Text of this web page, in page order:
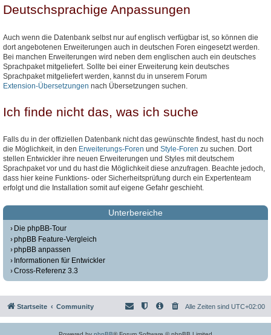
Deutschsprachige Anpassungen
Auch wenn die Datenbank selbst nur auf englisch verfügbar ist, so können die
dort angebotenen Erweiterungen auch in deutschen Foren eingesetzt werden.
Bei manchen Erweiterungen wird neben dem englischen auch ein deutsches
Sprachpaket mitgeliefert. Sollte bei einer Erweiterung kein deutsches
Sprachpaket mitgeliefert werden, kannst du in unserem Forum
Extension-Übersetzungen nach Übersetzungen suchen.
Ich finde nicht das, was ich suche
Falls du in der offiziellen Datenbank nicht das gewünschte findest, hast du noch
die Möglichkeit, in den Erweiterungs-Foren und Style-Foren zu suchen. Dort
stellen Entwickler ihre neuen Erweiterungen und Styles mit deutschem
Sprachpaket vor und du hast die Möglichkeit diese anzufragen. Beachte jedoch,
dass hier keine Funktions- oder Sicherheitsprüfung durch ein Expertenteam
erfolgt und die Installation somit auf eigene Gefahr geschieht.
Unterbereiche
Die phpBB-Tour
phpBB Feature-Vergleich
phpBB anpassen
Informationen für Entwickler
Cross-Referenz 3.3
Startseite Community Alle Zeiten sind UTC+02:00